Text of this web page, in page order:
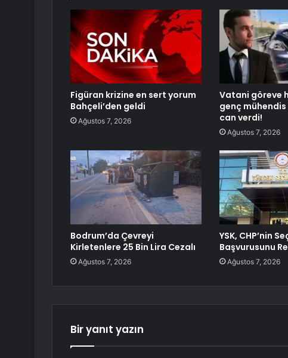
Figüran krizine en sert yorum
Bahçeli’den geldi
Ağustos 7, 2026
Vatani göreve
genç
can verdi!
Ağustos 7, 2026
Bodrum’da Çevreyi
Kirletenlere 25 Bin Lira Cezalı
Ağustos 7, 2026
YSK, CHP’nin
Başvurusunu
Ağustos 7, 2026
Bir yanıt yazın